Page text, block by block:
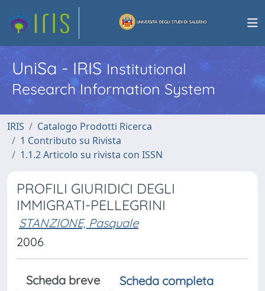
UniSa - IRISInstitutional
Research Information System
IRIS
Catalogo Prodotti Ricerca
1 Contributo su Rivista
1.1.2 Articolo su rivista con ISSN
PROFILI GIURIDICI DEGLI
IMMIGRATI-PELLEGRINI
STANZIONE, Pasquale
2006
Scheda breve
Scheda completa